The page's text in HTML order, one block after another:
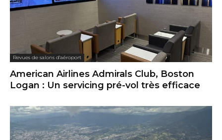
Revues de salons d'aéroport
American Airlines Admirals Club, Boston
Logan : Un servicing pré-vol très efficace